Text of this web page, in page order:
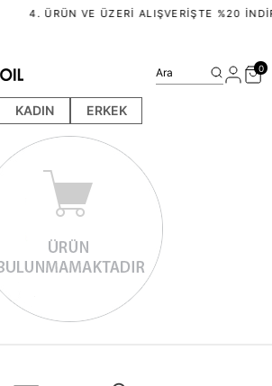
4. ÜRÜN VE ÜZERI ALIŞVERIŞTE %20
KADIN ERKEK
Ara 0